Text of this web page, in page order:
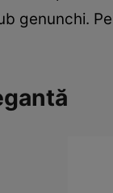
genunchi.